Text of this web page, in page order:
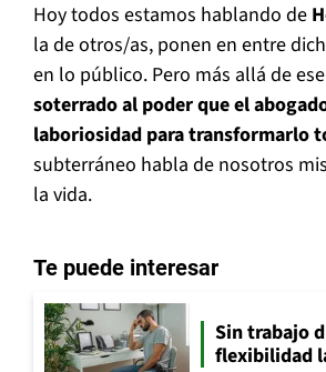
Hoy todos estamos hablando de
la de otros/as, ponen en entre
en lo público. Pero más allá de
soterrado al poder que el
laboriosidad para transformarlo
subterráneo habla de nosotros
la vida.
Te puede interesar
Sin trabajo
flexibilidad